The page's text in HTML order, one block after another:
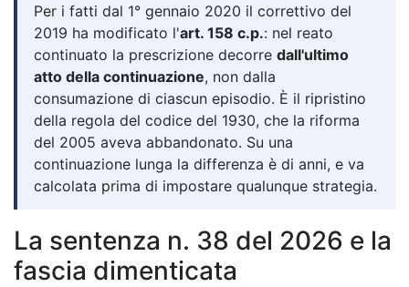
Per i fatti dal 1° gennaio 2020 il correttivo del
2019 ha modificato l'art. 158 c.p.: nel reato
continuato la prescrizione decorre dall'ultimo
atto della continuazione, non dalla
consumazione di ciascun episodio. È il ripristino
della regola del codice del 1930, che la riforma
del 2005 aveva abbandonato. Su una
continuazione lunga la differenza è di anni, e va
calcolata prima di impostare qualunque strategia.
La sentenza n. 38 del 2026 e la
fascia dimenticata